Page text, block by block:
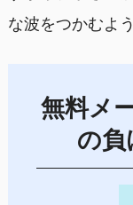
な波をつかむよ
無料メ
の負